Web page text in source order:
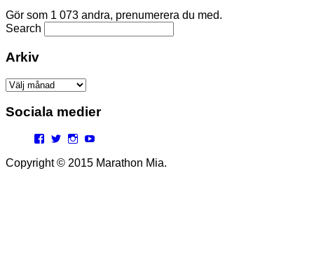
Gör som 1 073 andra, prenumerera du med.
Search
Arkiv
Arkiv
Sociala medier
Facebook
TwitterInstagram
Copyright © 2015 Marathon Mia.